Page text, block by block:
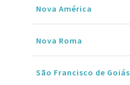
Nova América
Nova Roma
São Francisco de Goiás